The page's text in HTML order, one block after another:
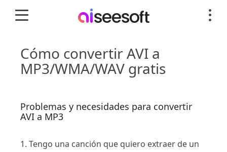
Cómo convertir AVI a
MP3/WMA/WAV gratis
Problemas y necesidades para convertir
AVI a MP3
1. Tengo una canción que quiero extraer de un